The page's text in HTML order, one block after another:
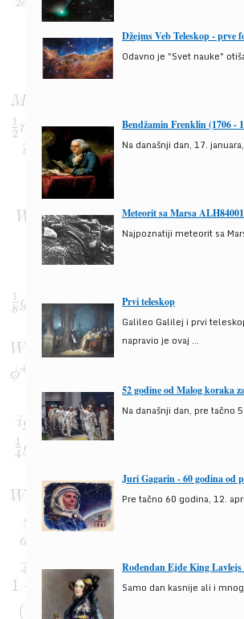
Džejms Veb Teleskop - prve
Odavno je "Svet nauke"
Bendžamin Frenklin (1706 -
Na današnji dan, 17.
Meteorit sa Marsa ALH84001
Najpoznatiji meteorit sa
Prvi teleskop
Galileo Galilej i prvi
napravio je ovaj ...
52 godine od Malog koraka
Na današnji dan, pre tačno
Juri Gagarin - 60 godina od
Pre tačno 60 godina, 12.
Rođendan Ejde King
Samo dan kasnije ali i